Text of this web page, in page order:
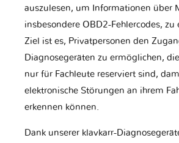
auszulesen, um Informationen über
insbesondere OBD2-Fehlercodes, zu
Ziel ist es, Privatpersonen den
Diagnosegeräten zu ermöglichen,
nur für Fachleute reserviert sind,
elektronische Störungen an ihrem
erkennen können.
Dank unserer klavkarr-